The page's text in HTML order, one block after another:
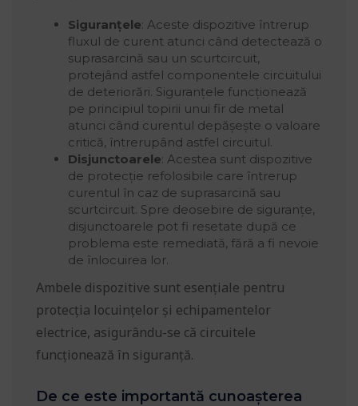
Siguranțele: Aceste dispozitive întrerup
fluxul de curent atunci când detectează o
suprasarcină sau un scurtcircuit,
protejând astfel componentele circuitului
de deteriorări. Siguranțele funcționează
pe principiul topirii unui fir de metal
atunci când curentul depășește o valoare
critică, întrerupând astfel circuitul.
Disjunctoarele: Acestea sunt dispozitive
de protecție refolosibile care întrerup
curentul în caz de suprasarcină sau
scurtcircuit. Spre deosebire de siguranțe,
disjunctoarele pot fi resetate după ce
problema este remediată, fără a fi nevoie
de înlocuirea lor.
Ambele dispozitive sunt esențiale pentru
protecția locuințelor și echipamentelor
electrice, asigurându-se că circuitele
funcționează în siguranță.
De ce este importantă cunoașterea